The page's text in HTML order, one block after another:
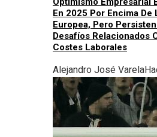
En 2025 Por Encima De
Europea, Pero
Desafíos Relacionados
Costes Laborales
Alejandro José Varela